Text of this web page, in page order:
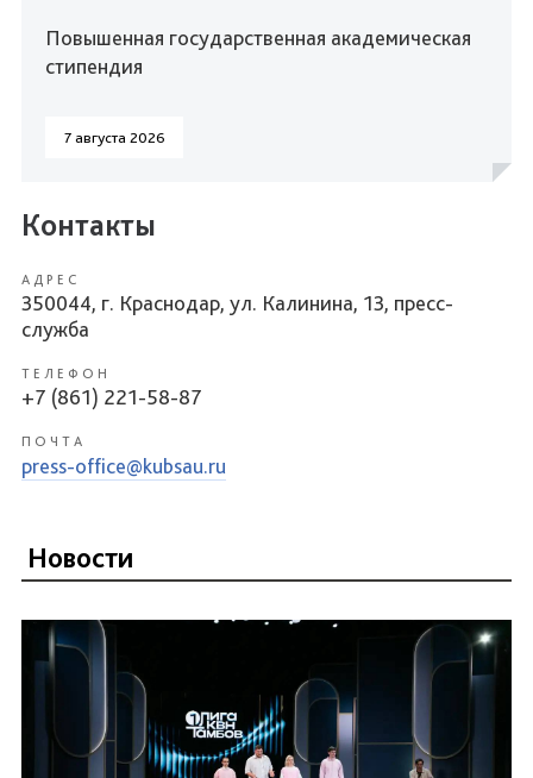
Повышенная государственная академическая
стипендия
7 августа 2026
Контакты
АДРЕС
350044, г. Краснодар, ул. Калинина, 13, пресс-
служба
ТЕЛЕФОН
+7 (861) 221-58-87
ПОЧТА
press-office@kubsau.ru
Новости